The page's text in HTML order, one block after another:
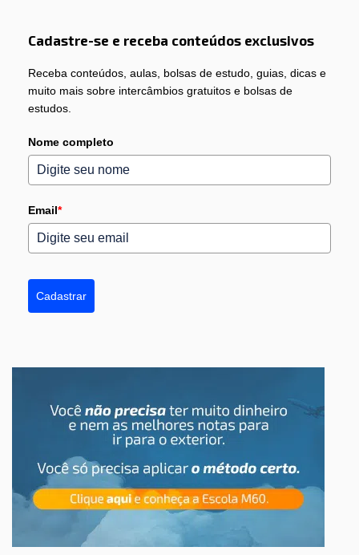
Cadastre-se e receba conteúdos exclusivos
Receba conteúdos, aulas, bolsas de estudo, guias, dicas e
muito mais sobre intercâmbios gratuitos e bolsas de
estudos.
Nome completo
Email*
Cadastrar